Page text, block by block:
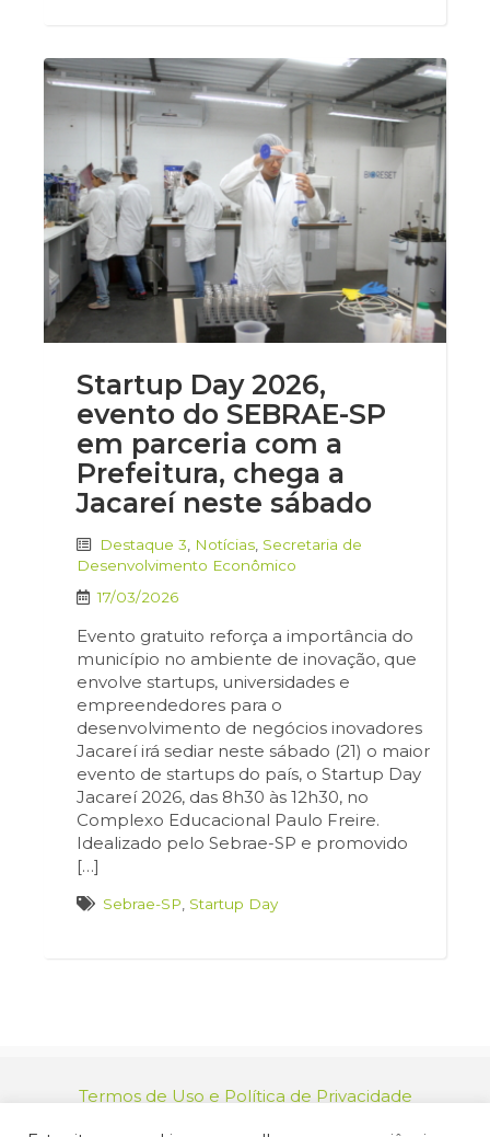
Startup Day 2026,
evento do SEBRAE-SP
em parceria com a
Prefeitura, chega a
Jacareí neste sábado
Destaque 3 Notícias Secretaria de
Desenvolvimento Econômico
17/03/2026
Evento gratuito reforça a importância do
município no ambiente de inovação, que
envolve startups, universidades e
empreendedores para o
desenvolvimento de negócios inovadores
Jacareí irá sediar neste sábado (21) o maior
evento de startups do país, o Startup Day
Jacareí 2026, das 8h30 às 12h30, no
Complexo Educacional Paulo Freire.
Idealizado pelo Sebrae-SP e promovido
[…]
Sebrae-SP Startup Day
Termos de Uso e Política de Privacidade